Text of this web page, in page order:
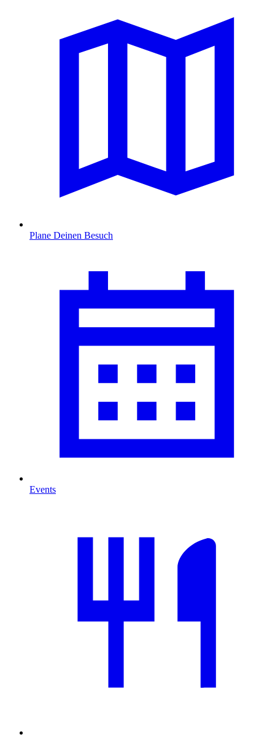
Plane Deinen Besuch
Events